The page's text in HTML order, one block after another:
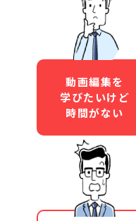
動画編集を
学びたいけど
時間がない